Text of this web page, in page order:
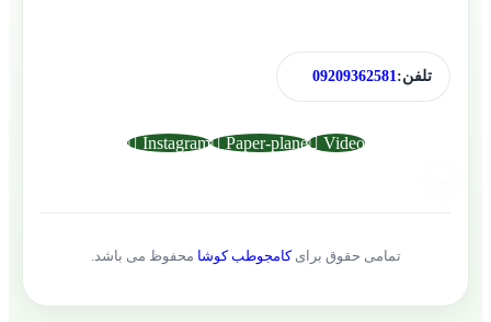
تلفن: 09209362581
Video
Paper-plane
Instagram
تمامی حقوق برایکامجوطب کوشا محفوظ می باشد.